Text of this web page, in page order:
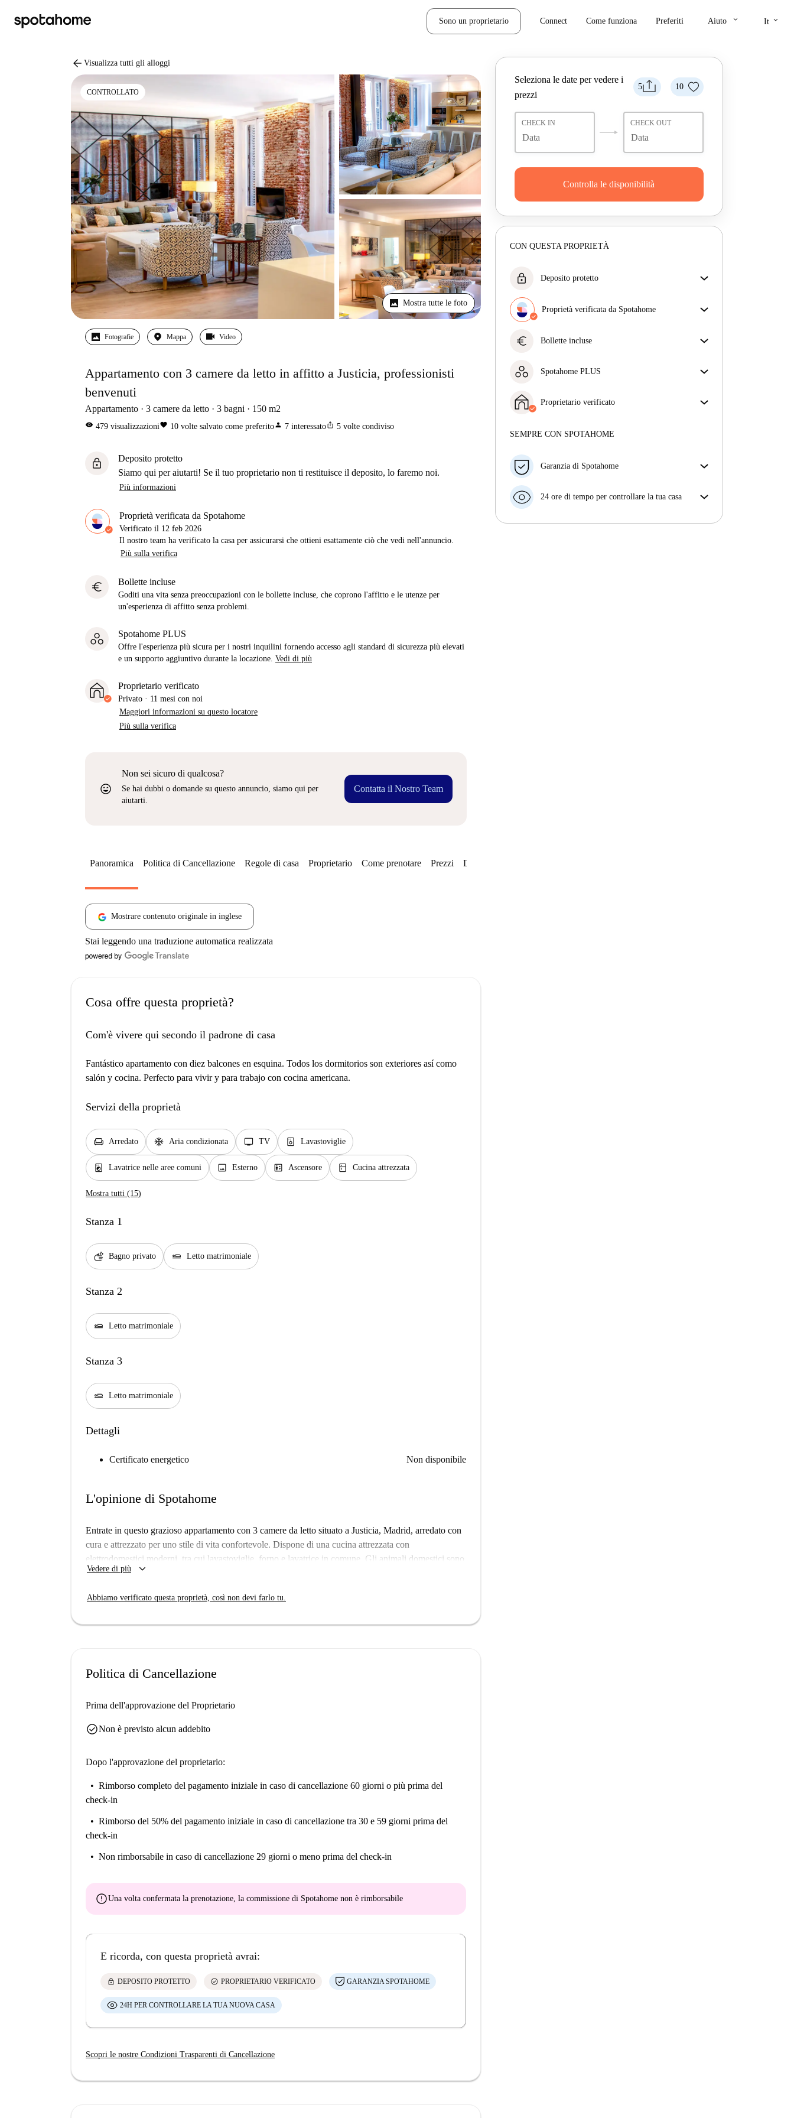
Sono un proprietario Connect Come funziona Preferiti Aiuto keyboard_arrow_down It keyboard_arrow_down
arrow_back Visualizza tutti gli alloggi
CONTROLLATO
Mostra tutte le foto
Fotografie Mappa Video
Appartamento con 3 camere da letto in affitto a Justicia, professionisti
benvenuti
Appartamento 3 camere da letto 3 bagni 150 m2
visibility 479 visualizzazionifavorite 10 volte salvato come preferitoperson 7 interessatoios_share 5 volte condiviso
lock
Deposito protetto
Siamo qui per aiutarti! Se il tuo proprietario non ti restituisce il deposito, lo faremo noi.
Più informazioni
Proprietà verificata da Spotahome
Verificato il 12 feb 2026
Il nostro team ha verificato la casa per assicurarsi che ottieni esattamente ciò che vedi nell'annuncio.
Più sulla verifica
euro Bollette incluse
Goditi una vita senza preoccupazioni con le bollette incluse, che coprono l'affitto e le utenze per
un'esperienza di affitto senza problemi.
Spotahome PLUS
Offre l'esperienza più sicura per i nostri inquilini fornendo accesso agli standard di sicurezza più elevati
e un supporto aggiuntivo durante la locazione. Vedi di più
Proprietario verificato
Privato · 11 mesi con noi
Maggiori informazioni su questo locatore
Più sulla verifica
sentiment_very_satisfied
Non sei sicuro di qualcosa?
Se hai dubbi o domande su questo annuncio, siamo qui per
aiutarti.
Contatta il Nostro Team
5 10
Seleziona le date per vedere i
prezzi
CHECK IN CHECK OUT
Controlla le disponibilità
CON QUESTA PROPRIETÀ
lock Deposito protetto
restituisce il deposito, lo faremo noi.
Più informazioni
Proprietà verificata da Spotahome
ottieni esattamente ciò che vedi nell'annuncio.
euro Bollette incluse
incluse, che coprono l'affitto e le utenze per
Spotahome PLUS
fornendo accesso agli standard di sicurezza più
elevati e un supporto aggiuntivo durante la
Proprietario verificato
Maggiori informazioni su questo locatore
SEMPRE CON SPOTAHOME
Garanzia di Spotahome
con breve preavviso, noi A) ti pagheremo un hotel e
B) ti rimborseremo totalmente
24 ore di tempo per controllare la tua casa
Panoramica Politica di Cancellazione Regole di casa Proprietario Come prenotare Prezzi Disponibilità
Mostrare contenuto originale in inglese
Stai leggendo una traduzione automatica realizzata
Cosa offre questa proprietà?
Com'è vivere qui secondo il padrone di casa
Fantástico apartamento con diez balcones en esquina. Todos los dormitorios son exteriores así como
salón y cocina. Perfecto para vivir y para trabajo con cocina americana.
Servizi della proprietà
chair Arredato ac_unit Aria condizionata tv TV dishwasher_gen Lavastoviglie
local_laundry_service Lavatrice nelle aree comuni image Esterno elevator Ascensore kitchen Cucina attrezzata
Mostra tutti (15)
Stanza 1
soap Bagno privato airline_seat_flat Letto matrimoniale
Stanza 2
airline_seat_flat Letto matrimoniale
Stanza 3
airline_seat_flat Letto matrimoniale
Dettagli
Certificato energetico Non disponibile
L'opinione di Spotahome
Entrate in questo grazioso appartamento con 3 camere da letto situato a Justicia, Madrid, arredato con
cura e attrezzato per uno stile di vita confortevole. Dispone di una cucina attrezzata con
elettrodomestici moderni, tra cui lavastoviglie, forno e lavatrice in comune. Gli animali domestici sono
ammessi in questo ambiente accogliente, ma non è consentito fumare e ospitare ospiti per la notte. La
invitante per il relax. Spotahome ha verificato personalmente questa casa per garantire che soddisfi i
cultura e il patrimonio di Madrid direttamente a casa vostra.
Vedere di più keyboard_arrow_down
Abbiamo verificato questa proprietà, così non devi farlo tu.
Politica di Cancellazione
Prima dell'approvazione del Proprietario
check_circleNon è previsto alcun addebito
Dopo l'approvazione del proprietario:
Rimborso completo del pagamento iniziale in caso di cancellazione 60 giorni o più prima del
check-in
Rimborso del 50% del pagamento iniziale in caso di cancellazione tra 30 e 59 giorni prima del
check-in
Non rimborsabile in caso di cancellazione 29 giorni o meno prima del check-in
errorUna volta confermata la prenotazione, la commissione di Spotahome non è rimborsabile
E ricorda, con questa proprietà avrai:
lock DEPOSITO PROTETTO check_circle PROPRIETARIO VERIFICATO GARANZIA SPOTAHOME
24H PER CONTROLLARE LA TUA NUOVA CASA
Scopri le nostre Condizioni Trasparenti di Cancellazione